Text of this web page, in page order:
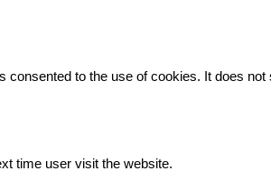
to the use of cookies. It does not
time user visit the website.